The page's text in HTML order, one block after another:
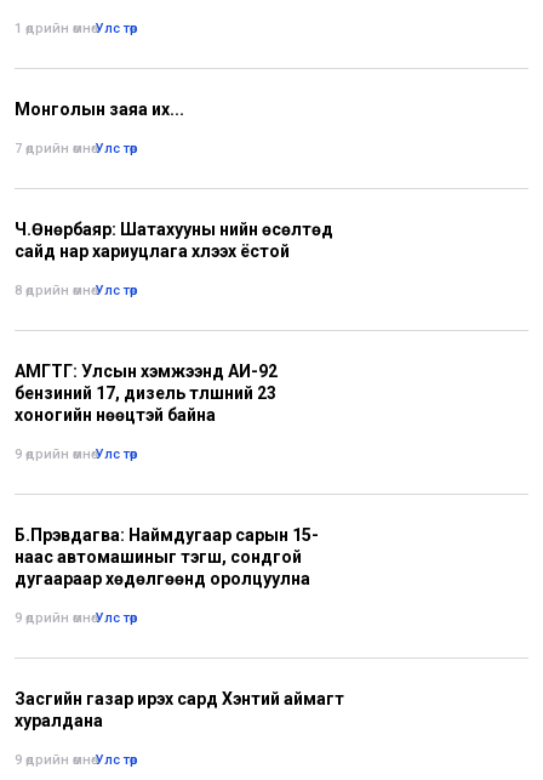
1 өдрийн өмнө•Улс төр
Монголын заяа их...
7 өдрийн өмнө•Улс төр
Ч.Өнөрбаяр: Шатахууны үнийн өсөлтөд
сайд нар хариуцлага хүлээх ёстой
8 өдрийн өмнө•Улс төр
АМГТГ: Улсын хэмжээнд АИ-92
бензиний 17, дизель түлшний 23
хоногийн нөөцтэй байна
9 өдрийн өмнө•Улс төр
Б.Пүрэвдагва: Наймдугаар сарын 15-
наас автомашиныг тэгш, сондгой
дугаараар хөдөлгөөнд оролцуулна
9 өдрийн өмнө•Улс төр
Засгийн газар ирэх сард Хэнтий аймагт
хуралдана
9 өдрийн өмнө•Улс төр